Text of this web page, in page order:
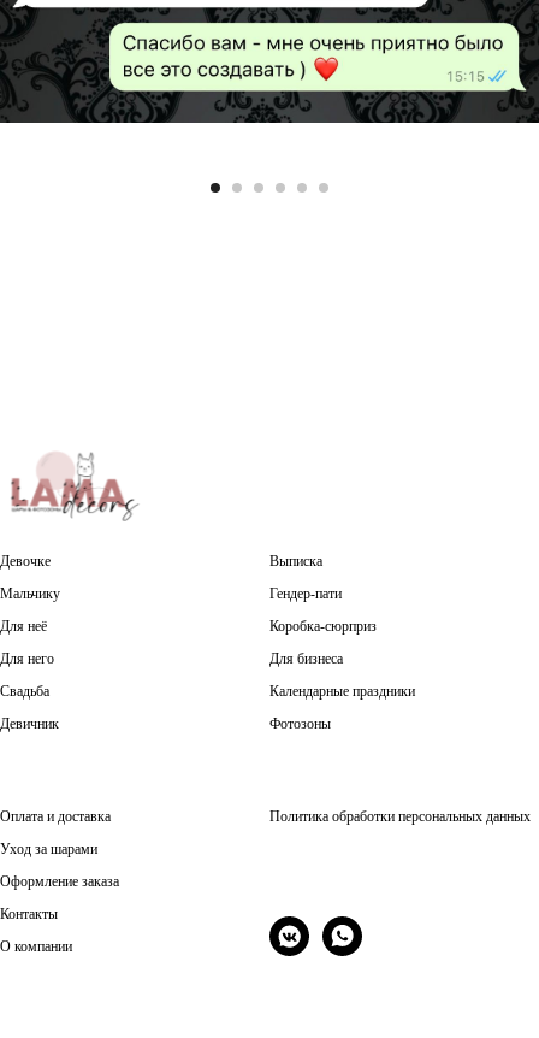
Девочке
Мальчику
Для неё
Для него
Свадьба
Девичник
Выписка
Гендер-пати
Коробка-сюрприз
Для бизнеса
Календарные праздники
Фотозоны
Оплата и доставка
Уход за шарами
Оформление заказа
Контакты
О компании
Политика обработки персональных данных